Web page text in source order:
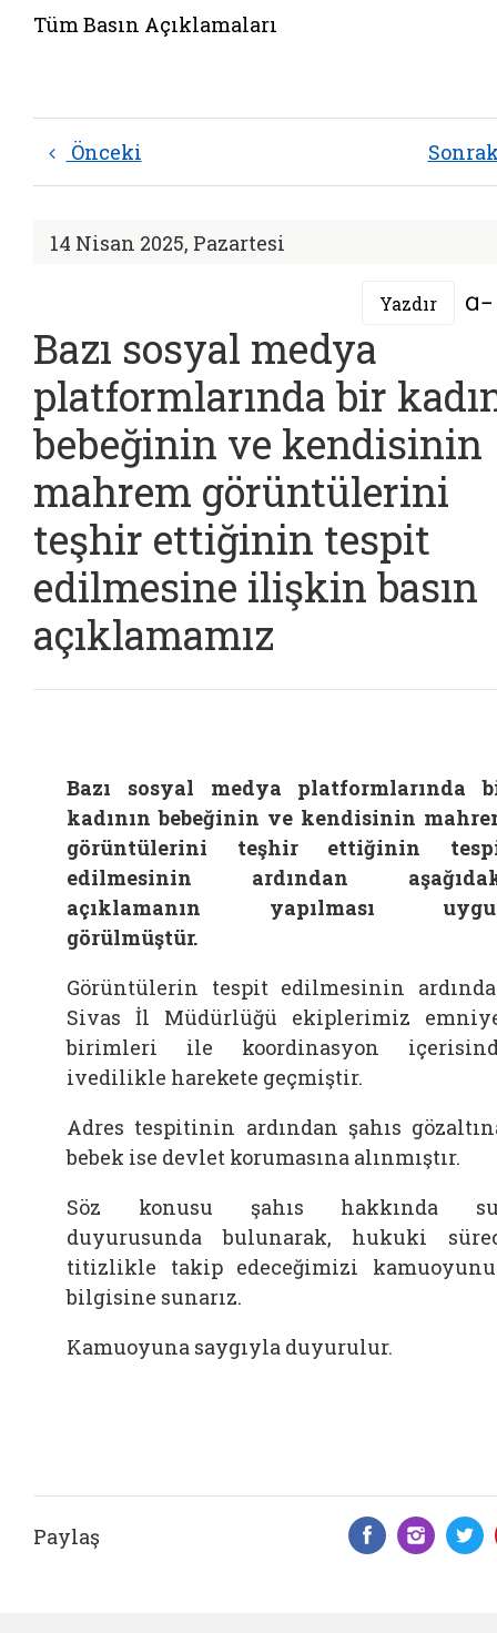
Tüm Basın Açıklamaları
Önceki
14 Nisan 2025, Pazartesi
Yazdır
Bazı sosyal medya
platformlarında bir
bebeğinin ve kendisinin
mahrem görüntülerini
teşhir ettiğinin tespit
edilmesine ilişkin basın
açıklamamız
Bazı sosyal medya platformlarında
kadının bebeğinin ve kendisinin
görüntülerini teşhir ettiğinin
edilmesinin ardından
açıklamanın yapılması
görülmüştür.
Görüntülerin tespit edilmesinin
Sivas İl Müdürlüğü ekiplerimiz
birimleri ile koordinasyon
ivedilikle harekete geçmiştir.
Adres tespitinin ardından şahıs
bebek ise devlet korumasına alınmıştır.
Söz konusu şahıs hakkında
duyurusunda bulunarak, hukuki
titizlikle takip edeceğimizi
bilgisine sunarız.
Kamuoyuna saygıyla duyurulur.
Paylaş